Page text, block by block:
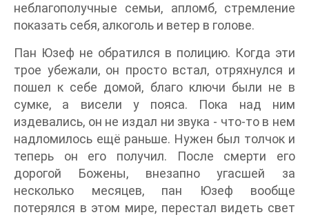
неблагополучные семьи, апломб, стремление
показать себя, алкоголь и ветер в голове.
Пан Юзеф не обратился в полицию. Когда эти
трое убежали, он просто встал, отряхнулся и
пошел к себе домой, благо ключи были не в
сумке, а висели у пояса. Пока над ним
издевались, он не издал ни звука - что-то в нем
надломилось ещё раньше. Нужен был толчок и
теперь он его получил. После смерти его
дорогой Божены, внезапно угасшей за
несколько месяцев, пан Юзеф вообще
потерялся в этом мире, перестал видеть свет